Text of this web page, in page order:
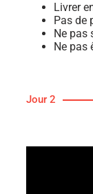
Livrer
Pas de
Ne pas
Ne pas
Jour 2